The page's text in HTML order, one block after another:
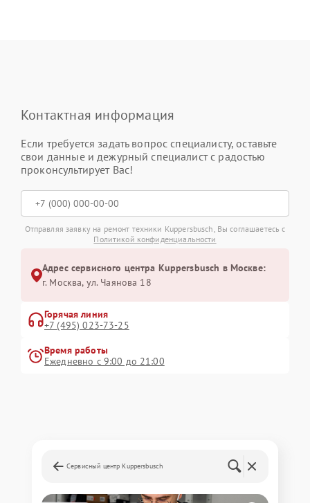
Контактная информация
Если требуется задать вопрос специалисту, оставьте
свои данные и дежурный специалист с радостью
проконсультирует Вас!
Отправляя заявку на ремонт техники Kuppersbusch, Вы соглашаетесь с
Политикой конфиденциальности
Адрес сервисного центра Kuppersbusch в Москве:
г. Москва, ул. Чаянова 18
Горячая линия
+7 (495) 023-73-25
Время работы
Ежедневно с 9:00 до 21:00
Сервисный центр Kuppersbusch